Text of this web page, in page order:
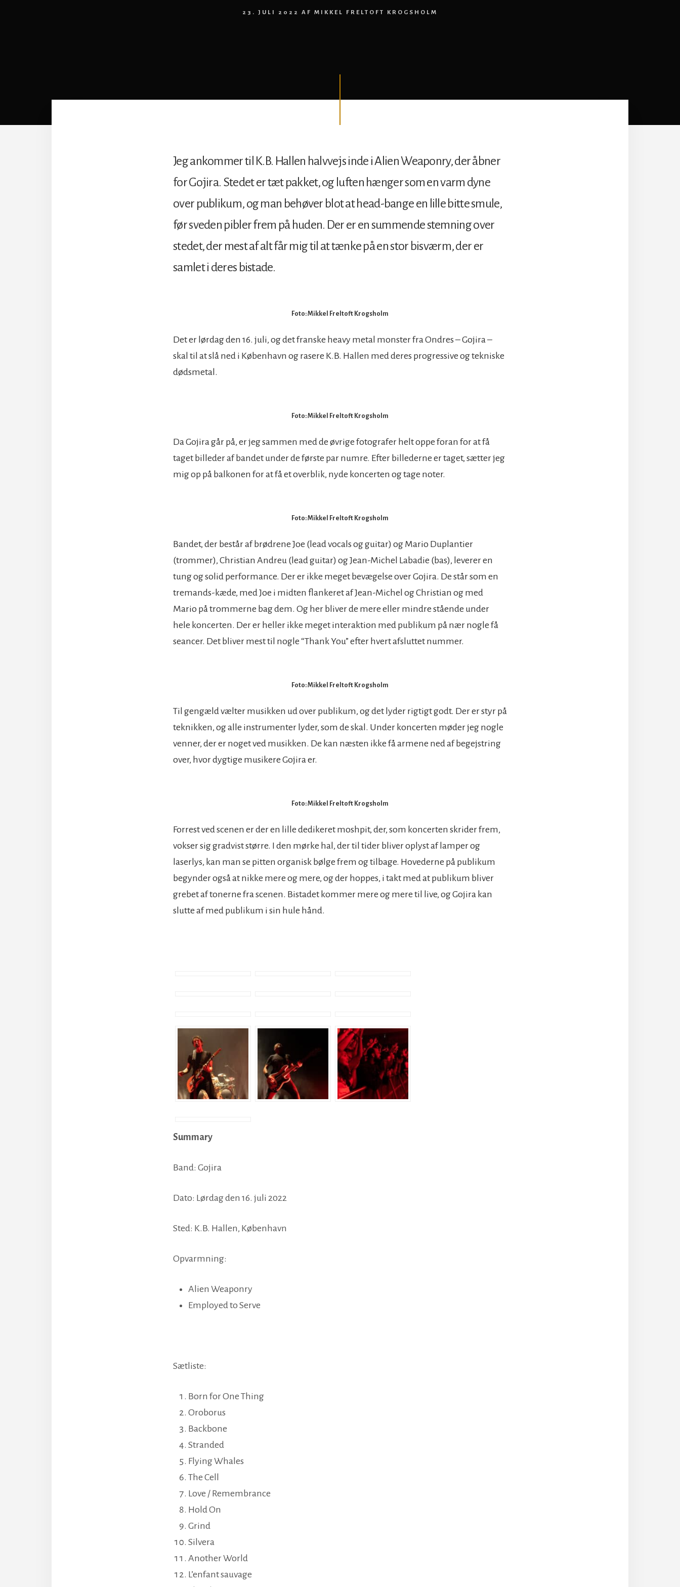
23. JULI 2022 AF MIKKEL FRELTOFT KROGSHOLM
Jeg ankommer til K.B. Hallen halvvejs inde i Alien Weaponry, der åbner
for Gojira. Stedet er tæt pakket, og luften hænger som en varm dyne
over publikum, og man behøver blot at head-bange en lille bitte smule,
før sveden pibler frem på huden. Der er en summende stemning over
stedet, der mest af alt får mig til at tænke på en stor bisværm, der er
samlet i deres bistade.
Foto: Mikkel Freltoft Krogsholm
Det er lørdag den 16. juli, og det franske heavy metal monster fra Ondres – Gojira –
skal til at slå ned i København og rasere K.B. Hallen med deres progressive og tekniske
dødsmetal.
Foto: Mikkel Freltoft Krogsholm
Da Gojira går på, er jeg sammen med de øvrige fotografer helt oppe foran for at få
taget billeder af bandet under de første par numre. Efter billederne er taget, sætter jeg
mig op på balkonen for at få et overblik, nyde koncerten og tage noter.
Foto: Mikkel Freltoft Krogsholm
Bandet, der består af brødrene Joe (lead vocals og guitar) og Mario Duplantier
(trommer), Christian Andreu (lead guitar) og Jean-Michel Labadie (bas), leverer en
tung og solid performance. Der er ikke meget bevægelse over Gojira. De står som en
tremands-kæde, med Joe i midten flankeret af Jean-Michel og Christian og med
Mario på trommerne bag dem. Og her bliver de mere eller mindre stående under
hele koncerten. Der er heller ikke meget interaktion med publikum på nær nogle få
seancer. Det bliver mest til nogle “Thank You” efter hvert afsluttet nummer.
Foto: Mikkel Freltoft Krogsholm
Til gengæld vælter musikken ud over publikum, og det lyder rigtigt godt. Der er styr på
teknikken, og alle instrumenter lyder, som de skal. Under koncerten møder jeg nogle
venner, der er noget ved musikken. De kan næsten ikke få armene ned af begejstring
over, hvor dygtige musikere Gojira er.
Foto: Mikkel Freltoft Krogsholm
Forrest ved scenen er der en lille dedikeret moshpit, der, som koncerten skrider frem,
vokser sig gradvist større. I den mørke hal, der til tider bliver oplyst af lamper og
laserlys, kan man se pitten organisk bølge frem og tilbage. Hovederne på publikum
begynder også at nikke mere og mere, og der hoppes, i takt med at publikum bliver
grebet af tonerne fra scenen. Bistadet kommer mere og mere til live, og Gojira kan
slutte af med publikum i sin hule hånd.
Summary
Band: Gojira
Dato: Lørdag den 16. juli 2022
Sted: K.B. Hallen, København
Opvarmning:
Alien Weaponry
Employed to Serve
Sætliste:
Born for One Thing
Oroborus
Backbone
Stranded
Flying Whales
The Cell
Love / Remembrance
Hold On
Grind
Silvera
Another World
L’enfant sauvage